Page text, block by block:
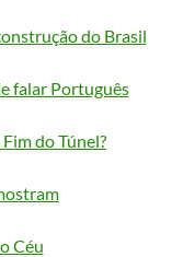
do Brasil
falar Português
do Túnel?
Céu